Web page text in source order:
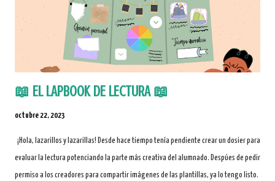
📖 EL LAPBOOK DE LECTURA 📖
octubre 22, 2023
¡Hola, lazarillos y lazarillas! Desde hace tiempo tenía pendiente crear un dosier para
evaluar la lectura potenciando la parte más creativa del alumnado. Despúes de pedir
permiso a los creadores para compartir imágenes de las plantillas, ya lo tengo listo.